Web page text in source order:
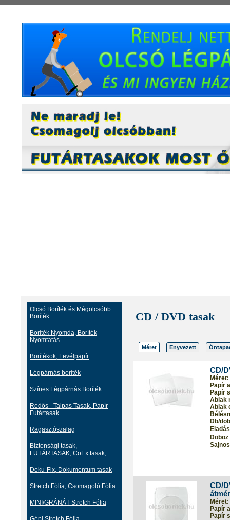
Olcsó Boríték és Mégolcsóbb
Boríték
Boríték Nyomda, Boríték
Nyomtatás
Borítékok, Levélpapír
Légpárnás boríték
Színes Légpárnás Boríték
Redős - Talpas Tasak, Papír
Futártasak
Ragasztószalag
Biztonsági tasak,
FUTÁRTASAK, CoEx tasak,
Doku-Fix, Dokumentum tasak
Stretch Fólia, Csomagoló Fólia
MINI/GRÁNÁT Stretch Fólia
CD / DVD tasak
Méret Enyvezett
CD/
Méret:
Papír
Papír
Ablak
Ablak
Db/
CD/
Méret:
Papír
Papír